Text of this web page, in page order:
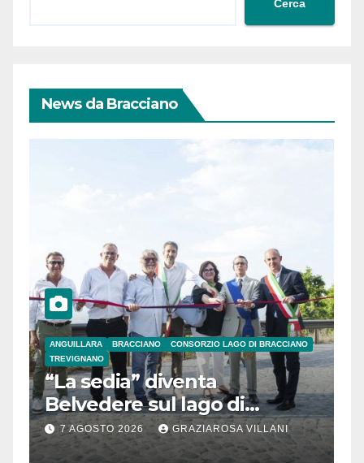
Cerca
News da Bracciano
ANGUILLARA BRACCIANO
CONSORZIO LAGO DI BRACCIANO
TREVIGNANO
“La sedia” diventa
Belvedere sul lago di
Bracciano: ieri
l’inaugurazione
7 AGOSTO 2026 GRAZIAROSA VILLANI